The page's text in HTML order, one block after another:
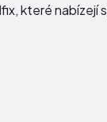
, které nabízejí